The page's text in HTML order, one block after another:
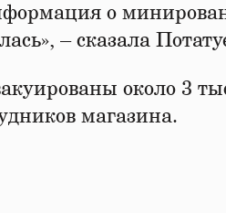
о
– сказала
около 3
магазина.